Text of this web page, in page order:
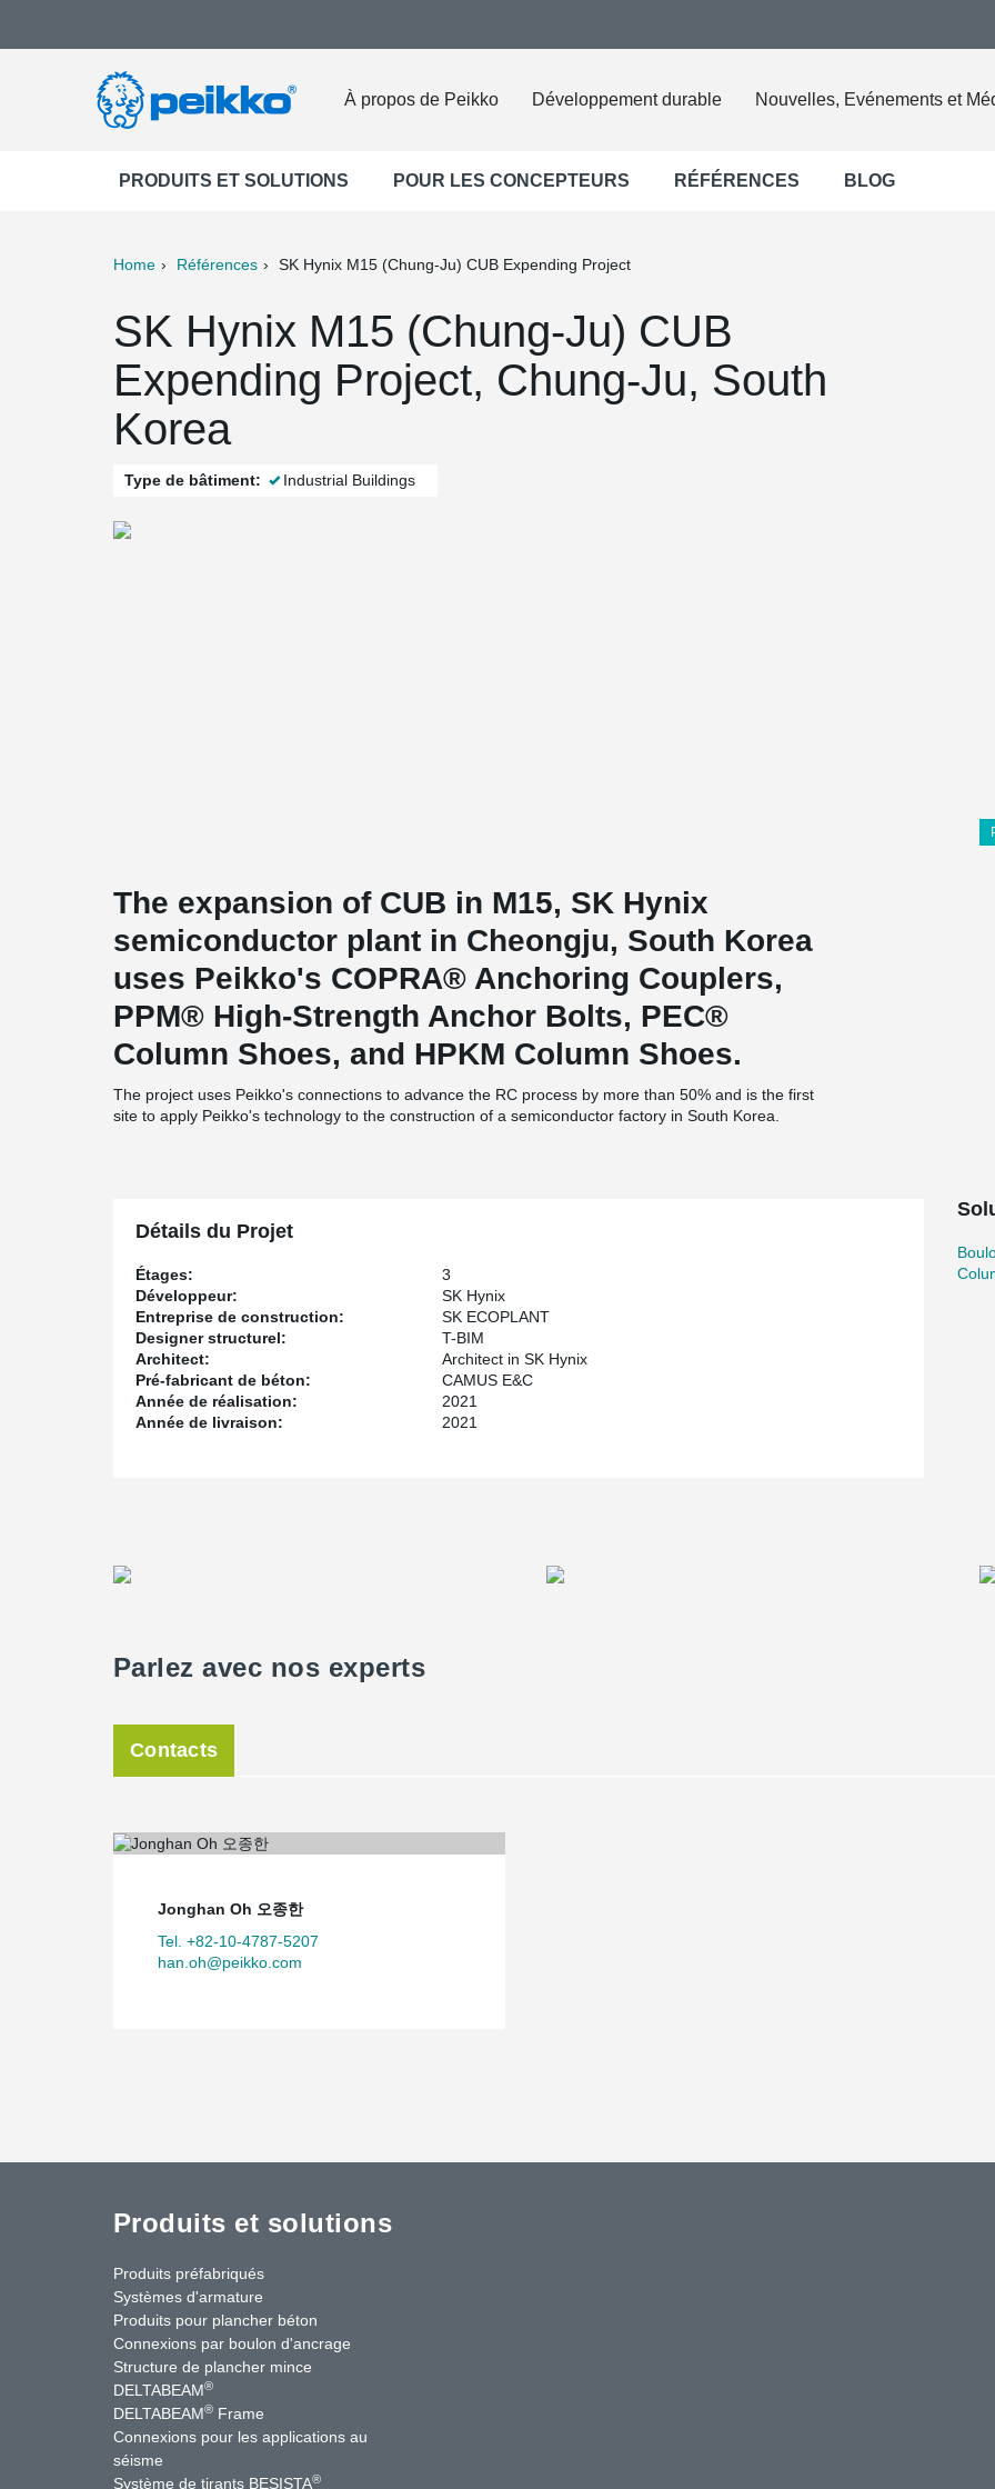
À propos de Peikko Développement durable Nouvelles, Evénements et
PRODUITS ET SOLUTIONS POUR LES CONCEPTEURS RÉFÉRENCES BLOG
Home Références SK Hynix M15 (Chung-Ju) CUB Expending Project
SK Hynix M15 (Chung-Ju) CUB
Expending Project, Chung-Ju, South
Korea
Type de bâtiment: Industrial Buildings
The expansion of CUB in M15, SK Hynix
semiconductor plant in Cheongju, South Korea
uses Peikko's COPRA® Anchoring Couplers,
PPM® High-Strength Anchor Bolts, PEC®
Column Shoes, and HPKM Column Shoes.
The project uses Peikko's connections to advance the RC process by more than 50% and is the first
site to apply Peikko's technology to the construction of a semiconductor factory in South Korea.
Détails du Projet
Étages:
3
Développeur:
SK Hynix
Entreprise de construction:
SK ECOPLANT
Designer structurel:
T-BIM
Architect:
Architect in SK Hynix
Pré-fabricant de béton:
CAMUS E&C
Année de réalisation:
2021
Année de livraison:
2021
Parlez avec nos experts
Contacts
Jonghan Oh 오종한
Tel. +82-10-4787-5207
han.oh@peikko.com
Produits et solutions
Produits préfabriqués
Systèmes d'armature
Produits pour plancher béton
Connexions par boulon d'ancrage
Structure de plancher mince
DELTABEAM®
DELTABEAM® Frame
Connexions pour les applications au
séisme
Système de tirants BESISTA®
Contactez-nous